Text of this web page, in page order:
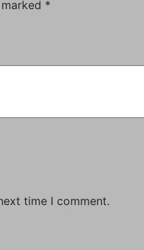
*
time I comment.